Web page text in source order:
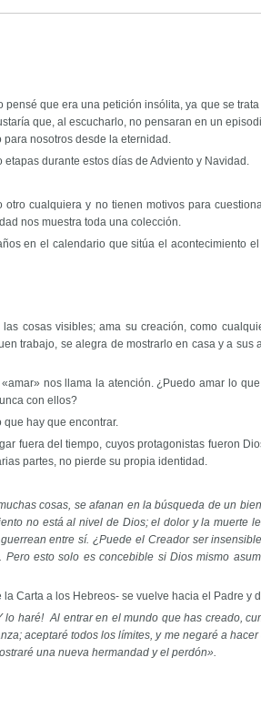
pensé que era una petición insólita, ya que se
que, al escucharlo, no pensaran en un
para nosotros desde la eternidad.
durante estos días de Adviento y Navidad.
cualquiera y no tienen motivos para
nos muestra toda una colección.
en el calendario que sitúa el
cosas visibles; ama su creación, como
trabajo, se alegra de mostrarlo en casa y a
nos llama la atención. ¿Puedo amar lo
con ellos?
que hay que encontrar.
fuera del tiempo, cuyos protagonistas fueron
partes, no pierde su propia identidad.
cosas, se afanan en la búsqueda de un
no está al nivel de Dios; el dolor y la muerte
entre sí. ¿Puede el Creador ser
esto solo es concebible si Dios mismo
Carta a los Hebreos- se vuelve hacia el Padre y
haré! Al entrar en el mundo que has creado,
aceptaré todos los límites, y me negaré a
una nueva hermandad y el perdón».